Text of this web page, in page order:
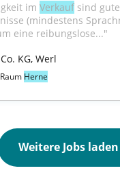
im Verkauf sind gute
(mindestens
eine reibungslose..."
KG, Werl
Herne
Weitere Jobs laden